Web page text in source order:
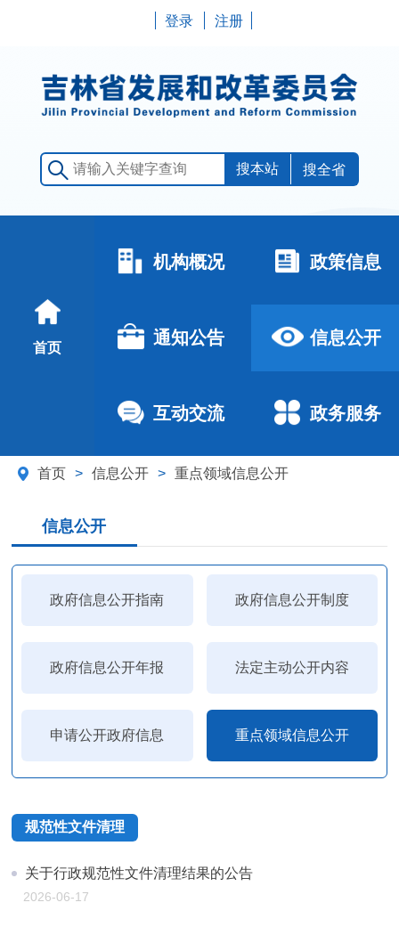
登录 注册
搜全省
首页
机构概况 政策信息
通知公告 信息公开
互动交流 政务服务
首页 > 信息公开 > 重点领域信息公开
信息公开
政府信息公开指南 政府信息公开制度
政府信息公开年报 法定主动公开内容
申请公开政府信息 重点领域信息公开
规范性文件清理
关于行政规范性文件清理结果的公告
2026-06-17